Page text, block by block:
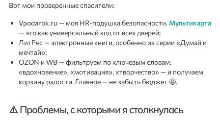
Вот мои проверенные спасители:
Vpodarok.ru — моя HR-подушка безопасности. Мультикарта
— это как универсальный код от всех дверей;
ЛитРес — электронные книги, особенно из серии «Думай и
мечтай»;
OZON и WB — фильтруем по ключевым словам:
«вдохновение», «мотивация», «творчество» — и получаем
корзину радости. Главное — не забыть бюджет 😬.
⚠️ Проблемы, с которыми я столкнулась